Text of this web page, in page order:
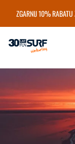
ZGARNIJ 10% RABATU
Szkoła i